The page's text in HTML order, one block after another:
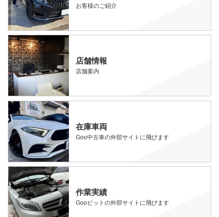
お客様のご紹介
店舗情報
店舗案内
在庫車両
Goo中古車の外部サイトに飛びます
作業実績
Gooピットの外部サイトに飛びます